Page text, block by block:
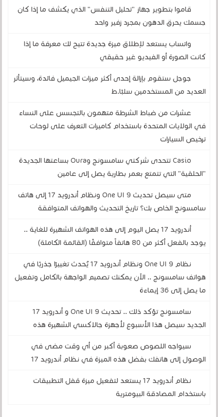
قاموا بتطوير جهاز "تحليل التنفس" الذي يكشف ما إذا كان
جسمك يحرق الدهون بمجرد زفير واحد
واتساب يستعد لإطلاق ميزة جديدة تتيح لك معرفة ما إذا
كانت الصورة أو الفيديو غير حقيقي
جوجل ستقوم بإزالة إحدى أكثر ميزات الجيميل فائدة، وسيتأثر
العديد من المستخدمين سلبًا.ط
عشرات من ضباط الشرطة متهمون بالتجسس على النساء
في الولايات المتحدة باستخدام كاميرات التعرف على لوحات
ترخيص السيارات
Casio تتحدى شركتي سامسونج وOura بساعتها الجديدة
"الحلقية" التي تتمتع بعمر بطارية يصل إلى عامين
متى سيصل تحديث One UI 9 ونظام أندرويد 17 إلى هاتف
سامسونج الخاص بك؟ تاريخ التحديث والهواتف المتوافقة
أندرويد 17 يصل اليوم إلى هذه الهواتف الشهيرة للغاية ..
يوجد بالفعل أكثر من 80 هاتفاً متوافقًا (القائمة الكاملة)
نظام One UI 9 ونظام أندرويد 17 يُحدث تغييرًا جذريًا في
هواتف سامسونج .. الآن يمكنك تصميم الواجهة بالكامل وتفعيل
ما يصل إلى 36 إيماءة
سامسونج تؤكد ذلك .. تحديث One UI 9 و أندرويد 17
الجديد سيصل هذا الأسبوع لأجهزة جالاكسي الشهيرة هذه
سيواجه اللصوص صعوبة أكبر من أي وقت مضى في
الوصول إلى هاتفك بفضل هذه الميزة في نظام أندرويد 17
نظام أندرويد 17 يستعد لتفعيل ميزة قفل التطبيقات
باستخدام المصادقة البيومترية